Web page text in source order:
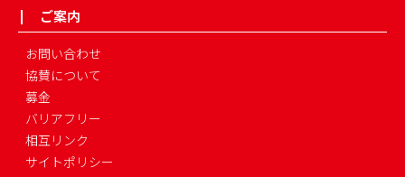
ご案内
お問い合わせ
協賛について
募金
バリアフリー
相互リンク
サイトポリシー